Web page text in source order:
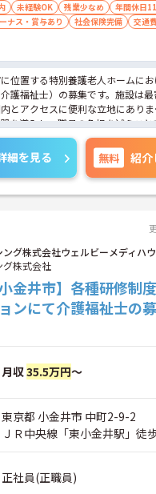
未経験OK 残業少なめ
年間休日
ナス・賞与あり 社会保険完備
交通
位置する特別養護老人ホームにお
護福祉士）の募集です。施設は最
とアクセスに便利な立地にありま
を導入し、職員の負担を減らこと
環境づくりに取り組まれています
時間程度です。ワークライフバラ
ご勤務いただけます。
には、面接対策ポイントなど、さ
しますのでお気軽にご相談くださ
細を見る 無料 紹介
グ株式会社ウェルビーメディハ
グ株式会社
小金井市】各種研修制
ンにて介護福祉士の
月収35.5万円～
東京都 小金井市 中町2-9-2
ＪＲ中央線「東小金井駅」徒
正社員(正職員)